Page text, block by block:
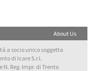
About Us
a socio unico soggetta
di Icare S.r.l.
N. Reg. Impr. di Trento